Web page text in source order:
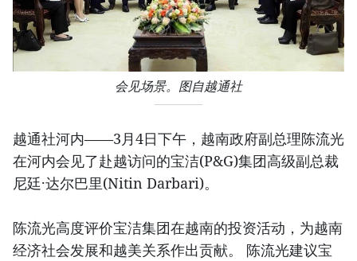
会见场景。图自越通社
越通社河内——3月4日下午，越南政府副总理陈流光
在河内会见了赴越访问的宝洁(P&G)集团高级副总裁
尼廷·达尔巴里(Nitin Darbari)。
陈流光高度评价宝洁集团在越南的投资活动，为越南
经济社会发展和越美关系作出贡献。 陈流光建议宝